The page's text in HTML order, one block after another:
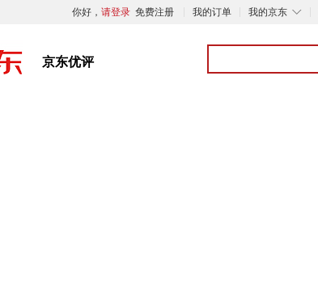
你好， 请登录 免费注册 我的订单 ◇
我的京东